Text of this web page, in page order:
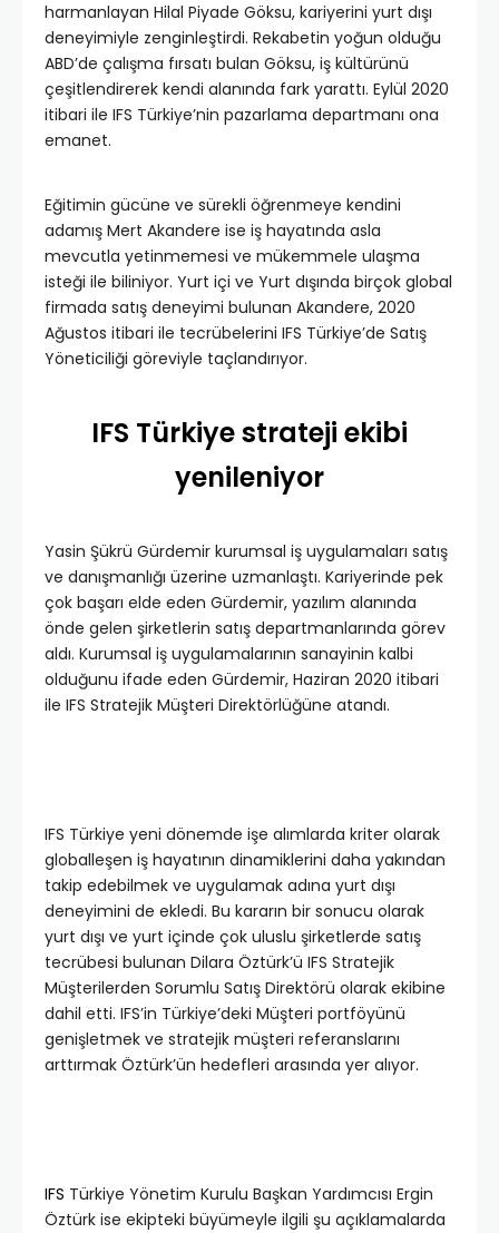
harmanlayan Hilal Piyade Göksu, kariyerini yurt dışı
deneyimiyle zenginleştirdi. Rekabetin yoğun olduğu
ABD’de çalışma fırsatı bulan Göksu, iş kültürünü
çeşitlendirerek kendi alanında fark yarattı. Eylül 2020
itibari ile IFS Türkiye’nin pazarlama departmanı ona
emanet.
Eğitimin gücüne ve sürekli öğrenmeye kendini
adamış Mert Akandere ise iş hayatında asla
mevcutla yetinmemesi ve mükemmele ulaşma
isteği ile biliniyor. Yurt içi ve Yurt dışında birçok global
firmada satış deneyimi bulunan Akandere, 2020
Ağustos itibari ile tecrübelerini IFS Türkiye’de Satış
Yöneticiliği göreviyle taçlandırıyor.
IFS Türkiye strateji ekibi
yenileniyor
Yasin Şükrü Gürdemir kurumsal iş uygulamaları satış
ve danışmanlığı üzerine uzmanlaştı. Kariyerinde pek
çok başarı elde eden Gürdemir, yazılım alanında
önde gelen şirketlerin satış departmanlarında görev
aldı. Kurumsal iş uygulamalarının sanayinin kalbi
olduğunu ifade eden Gürdemir, Haziran 2020 itibari
ile IFS Stratejik Müşteri Direktörlüğüne atandı.
IFS Türkiye yeni dönemde işe alımlarda kriter olarak
globalleşen iş hayatının dinamiklerini daha yakından
takip edebilmek ve uygulamak adına yurt dışı
deneyimini de ekledi. Bu kararın bir sonucu olarak
yurt dışı ve yurt içinde çok uluslu şirketlerde satış
tecrübesi bulunan Dilara Öztürk’ü IFS Stratejik
Müşterilerden Sorumlu Satış Direktörü olarak ekibine
dahil etti. IFS’in Türkiye’deki Müşteri portföyünü
genişletmek ve stratejik müşteri referanslarını
arttırmak Öztürk’ün hedefleri arasında yer alıyor.
IFS Türkiye Yönetim Kurulu Başkan Yardımcısı Ergin
Öztürk ise ekipteki büyümeyle ilgili şu açıklamalarda